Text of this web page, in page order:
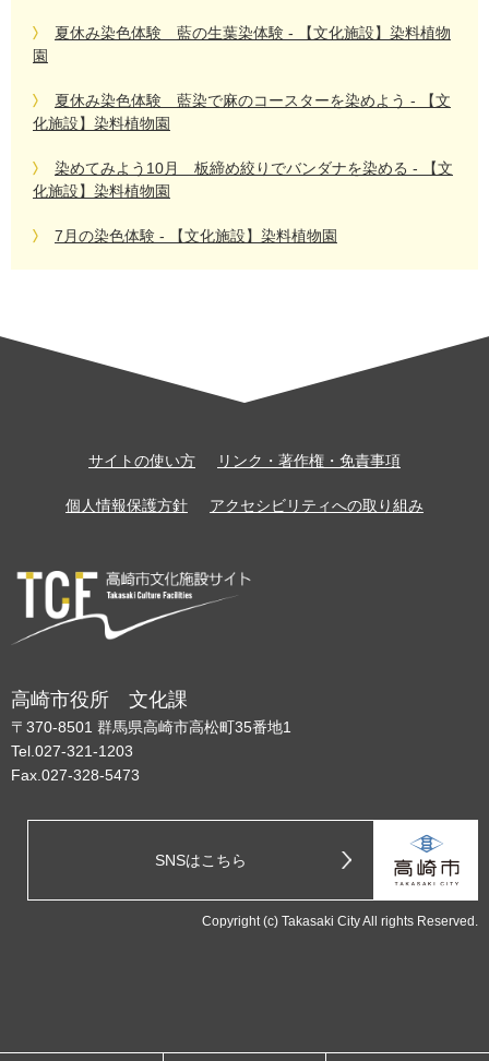
夏休み染色体験 藍の生葉染体験 - 【文化施設】染料植物
園
夏休み染色体験 藍染で麻のコースターを染めよう - 【文
化施設】染料植物園
染めてみよう10月 板締め絞りでバンダナを染める - 【文
化施設】染料植物園
7月の染色体験 - 【文化施設】染料植物園
サイトの使い方 リンク・著作権・免責事項
個人情報保護方針 アクセシビリティへの取り組み
高崎市役所 文化課
〒370-8501 群馬県高崎市高松町35番地1
Tel.027-321-1203
Fax.027-328-5473
SNSはこちら
Copyright (c) Takasaki City All rights Reserved.